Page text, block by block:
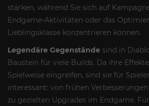
stärken, während Sie sich auf
Endgame-Aktivitäten oder das
Lieblingsklasse konzentrieren können.
Legendäre Gegenstände sind in
Baustein für viele Builds. Da ihre
Spielweise eingreifen, sind sie für
interessant: von frühen
zu gezielten Upgrades im Endgame.